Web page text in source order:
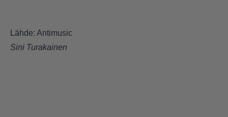
Lähde: Antimusic
Sini Turakainen